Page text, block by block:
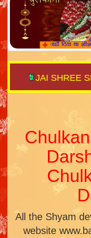
JAI SHREE
All the Shyam
website